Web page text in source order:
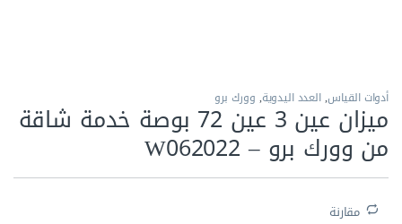
أدوات القياس,العدد اليدوية, وورك برو
ميزان عين 3 عين 72 بوصة خدمة شاقة
من وورك برو – W062022
مقارنة